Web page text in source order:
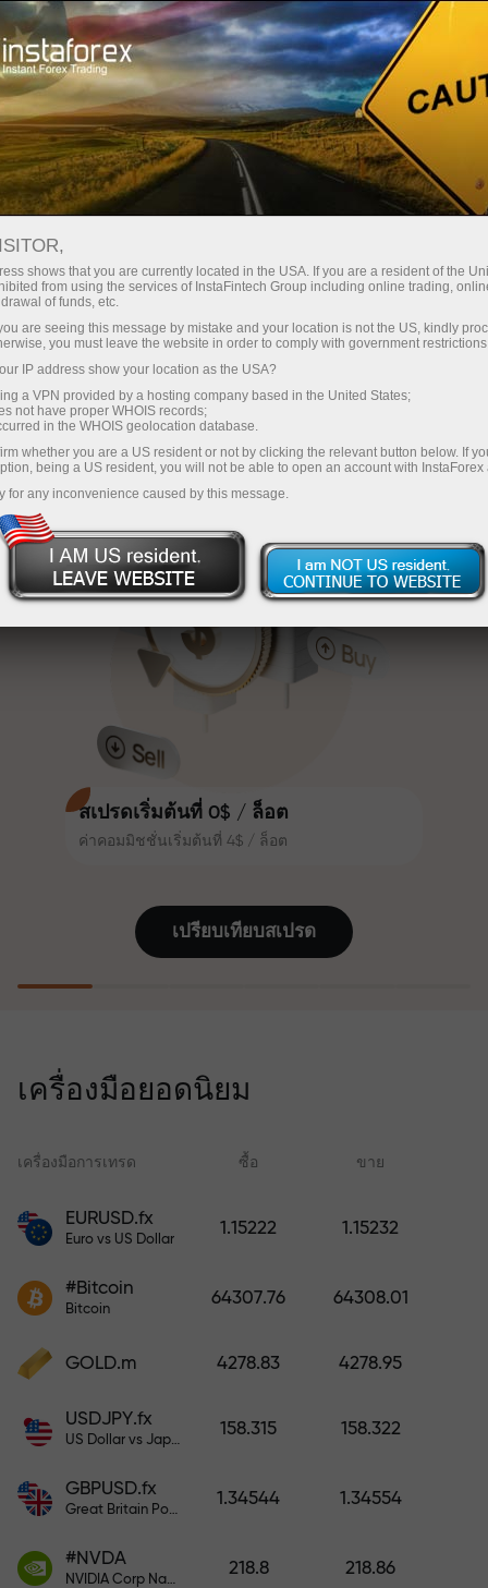
InstaForex
สเปรดเริ่มต้นที่ 0$ / ล็อต
ค่าคอมมิชชั่นเริ่มต้นที่ 4$ / ล็อต
กับ InstaForex คุณจะได้รับเงื่อนไขที่
สูงสุด 1:5000 สเปรดและค่า
คอมมิชชั่นที่ดีที่สุดในตลาด รวมถึง
เงื่อนไขที่เหมาะสมสำหรับการเทรด
หุ้นและดัชนี
InstaForex ทุกคนสามารถรับโบนัส
สูงสุด 30% จากยอดฝาก และใช้
ประโยชน์จากโปรโมชั่นและข้อเสนอ
พิเศษอื่น ๆ
ความเร็วในสนามแข่งและความเร็ว
ในการเทรดมีคุณค่าเดียวกัน Aleš
Loprais นำความมุ่งมั่นและวินัยเข้าสู่
โลกของการเทรด ในฐานะพันธมิตรที่
สร้างแรงบันดาลใจให้ลูกค้าบรรลุเป้า
หมายที่ทะเยอทะยาน
คนสามารถรับ iPhone, MacBook
หรือทริปในฝัน เพียงแค่ฝากเงิน
การขาดทุนและรับประกันกำไรเพิ่ม
ปกป้อง!
ผิด ยิ่งฝากมาก ตัวคูณยิ่งสูง
สเปรดต่ำมาก — กำไรสูง
โบนัส 30%
สำหรับทุกการฝาก
ความเร็ว
ในการเทรดและบนทางหลวง
แจ็กพอตของขวัญส่วนตัวของคุณ
ฝากเงินจำนวน $333 — เลือกของขวัญมูลค่าสูงสุด
$1,500
เทรดแบบไร้ความเสี่ยง — เรารับประกัน
กำไรของคุณ
โบนัสสูงสุด X1000 — ตัวคูณที่ใหญ่ที่สุด
เปรียบเทียบสเปรด
เครื่องมือยอดนิยม
เครื่องมือการเทรด ซื้อ ขาย
EURUSD.fx
Euro vs US Dollar
1.15222 1.15232
#Bitcoin
Bitcoin
64307.76 64308.01
GOLD.m 4278.83 4278.95
USDJPY.fx
US Dollar vs Japanese Yen
158.315 158.322
GBPUSD.fx
Great Britain Pound vs US Dollar
1.34544 1.34554
#NVDA
NVIDIA Corp Nasdaq Stock Exchange (Nasdaq) USD
218.8 218.86
shows that you are currently located in the USA. If you are a resident of the
from using the services of InstaFintech Group including online trading,
of funds, etc.
are seeing this message by mistake and your location is not the US, kindly
you must leave the website in order to comply with government
IP address show your location as the USA?
a VPN provided by a hosting company based in the United States;
not have proper WHOIS records;
in the WHOIS geolocation database.
whether you are a US resident or not by clicking the relevant button below. If
being a US resident, you will not be able to open an account with InstaForex
for any inconvenience caused by this message.